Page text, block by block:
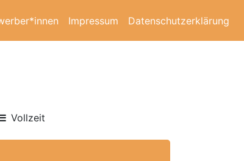
Impressum Datenschutzerklärung
Vollzeit